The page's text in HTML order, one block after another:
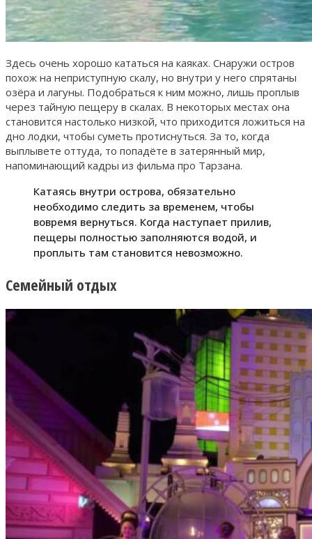
Здесь очень хорошо кататься на каяках. Снаружи остров
похож на неприступную скалу, но внутри у него спрятаны
озёра и лагуны. Подобраться к ним можно, лишь проплыв
через тайную пещеру в скалах. В некоторых местах она
становится настолько низкой, что приходится ложиться на
дно лодки, чтобы суметь протиснуться. За то, когда
выплывете оттуда, то попадёте в затерянный мир,
напоминающий кадры из фильма про Тарзана.
Катаясь внутри острова, обязательно
необходимо следить за временем, чтобы
вовремя вернуться. Когда наступает прилив,
пещеры полностью заполняются водой, и
проплыть там становится невозможно.
Семейный отдых